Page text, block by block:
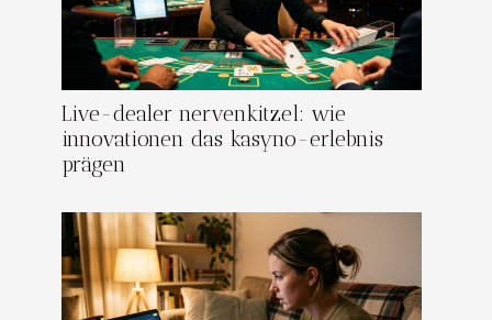
Live-dealer nervenkitzel: wie
innovationen das kasyno-erlebnis
prägen